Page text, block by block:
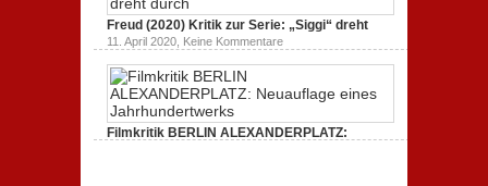
durch
ein
Amerika.
Tacheles
(2020)
Kritik
zum
Dokumentarfilm:
unmissverständlich.
Freud (2020) Kritik zur Serie: „Siggi“ dreht
11. April 2020, Keine Kommentarezu
Freud
(2020)
zur
dreht
durch
Filmkritik BERLIN ALEXANDERPLATZ: